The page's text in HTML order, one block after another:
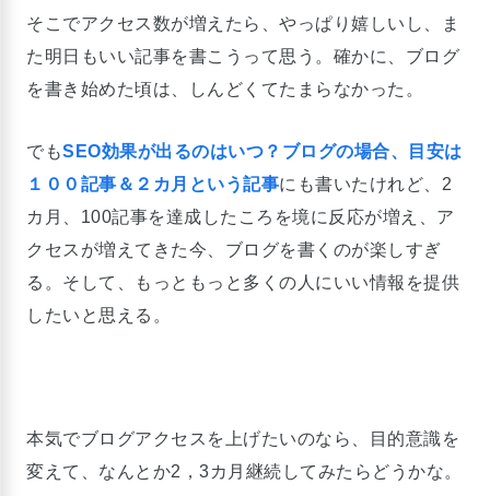
そこでアクセス数が増えたら、やっぱり嬉しいし、ま
た明日もいい記事を書こうって思う。確かに、ブログ
を書き始めた頃は、しんどくてたまらなかった。
でもSEO効果が出るのはいつ？ブログの場合、目安は
１００記事＆２カ月という記事にも書いたけれど、2
カ月、100記事を達成したころを境に反応が増え、ア
クセスが増えてきた今、ブログを書くのが楽しすぎ
る。そして、もっともっと多くの人にいい情報を提供
したいと思える。
本気でブログアクセスを上げたいのなら、目的意識を
変えて、なんとか2，3カ月継続してみたらどうかな。